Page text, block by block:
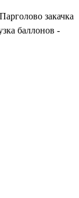
закачка
баллонов -